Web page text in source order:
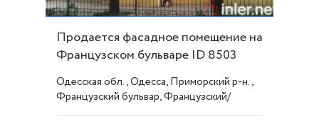
Продается фасадное помещение на
Французском бульваре ID 8503
Одесская обл., Одесса, Приморский р-н.,
Французский бульвар, Французский/